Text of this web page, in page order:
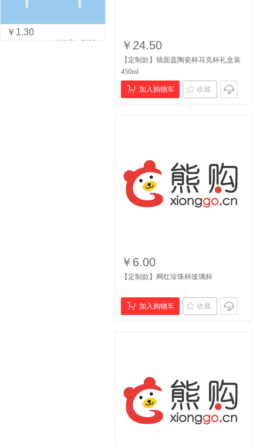
￥1.30
销售量：76954 ￥24.50
【定制款】镜面盖陶瓷杯马克杯礼盒装
450ml
加入购物车 收藏
￥6.00
【定制款】网红珍珠杯玻璃杯
加入购物车 收藏